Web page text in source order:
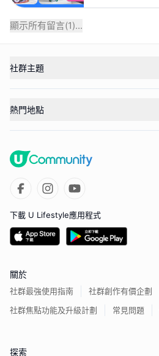
顯示所有留言(1)...
社群主題
熱門地點
下載 U Lifestyle應用程式
關於
社群最強使用指南
社群創作有價企劃
社群焦點功能及升級計劃
常見問題
探索